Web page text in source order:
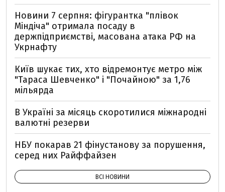
Новини 7 серпня: фігурантка "плівок
Міндіча" отримала посаду в
держпідприємстві, масована атака РФ на
Укрнафту
Київ шукає тих, хто відремонтує метро між
"Тараса Шевченко" і "Почайною" за 1,76
мільярда
В Україні за місяць скоротилися міжнародні
валютні резерви
НБУ покарав 21 фінустанову за порушення,
серед них Райффайзен
ВСІ НОВИНИ